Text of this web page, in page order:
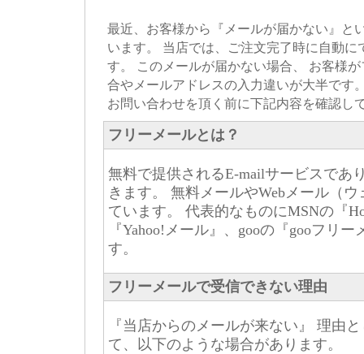
最近、お客様から『メールが届かない』と
います。 当店では、ご注文完了時に自動に
す。 このメールが届かない場合、 お客様
合やメールアドレスの入力違いが大半です
お問い合わせを頂く前に下記内容を確認し
フリーメールとは？
無料で提供されるE-mailサービスであ
きます。 無料メールやWebメール（
ています。 代表的なものにMSNの『
『Yahoo!メール』、gooの『gooフリ
す。
フリーメールで受信できない理由
『当店からのメールが来ない』 理由
て、以下のような場合があります。